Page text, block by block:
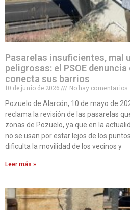
Pasarelas insuficientes, mal
peligrosas: el PSOE
conecta sus barrios
10 de junio de 2026
No hay comentarios
Pozuelo de Alarcón, 10 de mayo de
reclama la revisión de las pasarelas
zonas de Pozuelo, ya que en la
no se usan por estar lejos de los
dificulta la movilidad de los vecinos y
Leer más »